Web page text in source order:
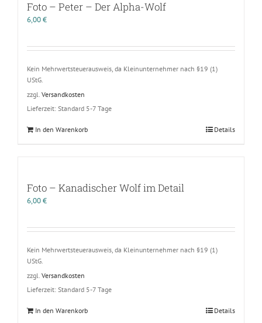
Foto – Peter – Der Alpha-Wolf
6,00€
Kein Mehrwertsteuerausweis, da Kleinunternehmer nach §19 (1)
UStG.
zzgl. Versandkosten
Lieferzeit: Standard 5-7 Tage
In den Warenkorb Details
Foto – Kanadischer Wolf im Detail
6,00€
Kein Mehrwertsteuerausweis, da Kleinunternehmer nach §19 (1)
UStG.
zzgl. Versandkosten
Lieferzeit: Standard 5-7 Tage
In den Warenkorb Details